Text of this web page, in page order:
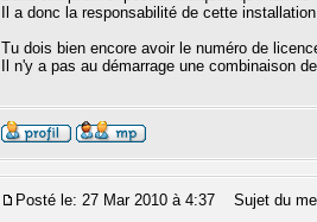
Il a donc la responsabilité de cette
Tu dois bien encore avoir le numéro de
Il n'y a pas au démarrage une combinaison
Posté le: 27 Mar 2010 à 4:37 Sujet du